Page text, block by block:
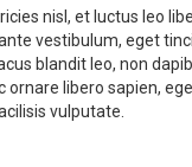
nisl, et luctus leo
vestibulum, eget
blandit leo, non
libero sapien,
vulputate.